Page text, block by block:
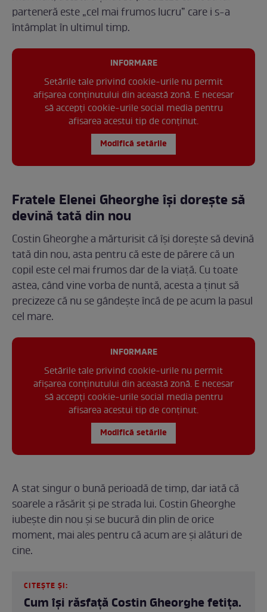
parteneră este „cel mai frumos lucru” care i s-a
întâmplat în ultimul timp.
INFORMARE
Setările tale privind cookie-urile nu permit
afișarea conținutului din această zonă. E necesar
să accepți cookie-urile social media pentru
afisarea acestui tip de conținut.
Modifică setările
Fratele Elenei Gheorghe își dorește să
devină tată din nou
Costin Gheorghe a mărturisit că își dorește să devină
tată din nou, asta pentru că este de părere că un
copil este cel mai frumos dar de la viață. Cu toate
astea, când vine vorba de nuntă, acesta a ținut să
precizeze că nu se gândește încă de pe acum la pasul
cel mare.
INFORMARE
Setările tale privind cookie-urile nu permit
afișarea conținutului din această zonă. E necesar
să accepți cookie-urile social media pentru
afisarea acestui tip de conținut.
Modifică setările
A stat singur o bună perioadă de timp, dar iată că
soarele a răsărit și pe strada lui. Costin Gheorghe
iubește din nou și se bucură din plin de orice
moment, mai ales pentru că acum are și alături de
cine.
CITEȘTE ȘI:
Cum își răsfață Costin Gheorghe fetița.